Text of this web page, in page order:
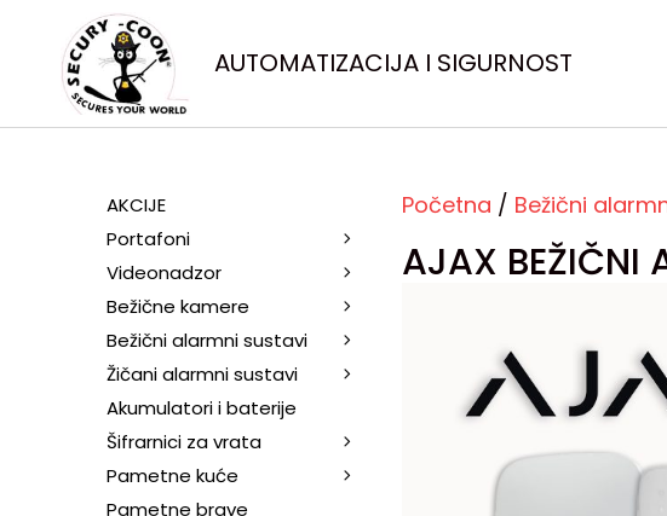
AUTOMATIZACIJA I SIGURNOST
Početna / Bežični
AJAX BEŽIČNI
AKCIJE
Portafoni
Videonadzor
Bežične kamere
Bežični alarmni sustavi
Žičani alarmni sustavi
Akumulatori i baterije
Šifrarnici za vrata
Pametne kuće
Pametne brave